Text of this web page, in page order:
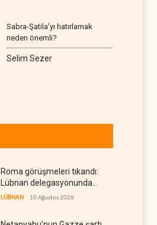
Sabra-Şatila’yı hatırlamak
neden önemli?
Selim Sezer
Roma görüşmeleri tıkandı:
Lübnan delegasyonunda
anlaşmazlık çıktı
LÜBNAN 10 Ağustos 2026